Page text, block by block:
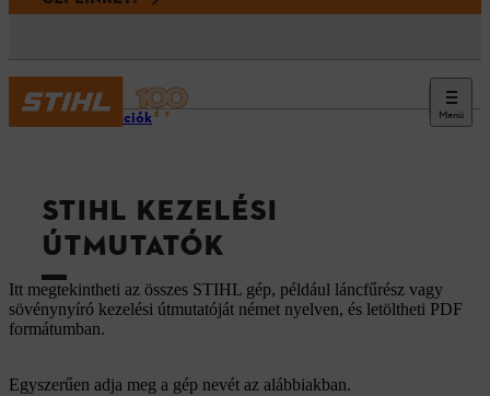
Menü
Információk
STIHL KEZELÉSI
ÚTMUTATÓK
Itt megtekintheti az összes STIHL gép, például láncfűrész vagy
sövénynyíró kezelési útmutatóját német nyelven, és letöltheti PDF
formátumban.
Egyszerűen adja meg a gép nevét az alábbiakban.